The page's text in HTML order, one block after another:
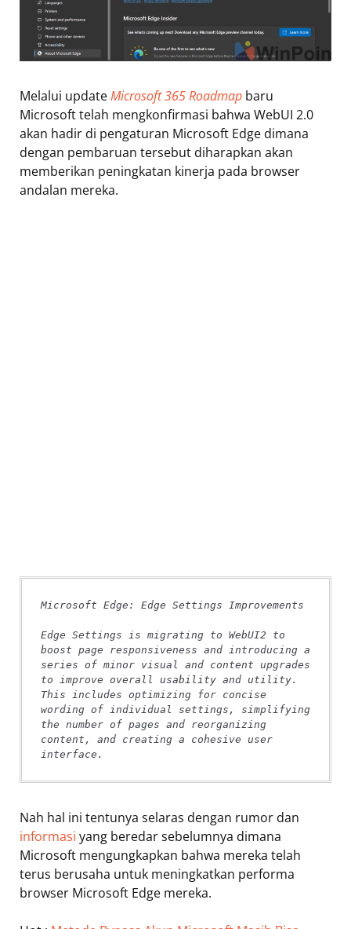
Melalui updateMicrosoft 365 Roadmap baru
Microsoft telah mengkonfirmasi bahwa WebUI 2.0
akan hadir di pengaturan Microsoft Edge dimana
dengan pembaruan tersebut diharapkan akan
memberikan peningkatan kinerja pada browser
andalan mereka.
Microsoft Edge: Edge Settings Improvements
Edge Settings is migrating to WebUI2 to
boost page responsiveness and introducing a
series of minor visual and content upgrades
to improve overall usability and utility.
This includes optimizing for concise
wording of individual settings, simplifying
the number of pages and reorganizing
content, and creating a cohesive user
interface.
Nah hal ini tentunya selaras dengan rumor dan
informasi yang beredar sebelumnya dimana
Microsoft mengungkapkan bahwa mereka telah
terus berusaha untuk meningkatkan performa
browser Microsoft Edge mereka.